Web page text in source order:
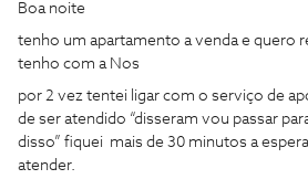
Boa noite
tenho um apartamento a venda e quero
tenho com a Nos
por 2 vez tentei ligar com o serviço de
de ser atendido “disseram vou passar
disso” fiquei mais de 30 minutos a
atender.